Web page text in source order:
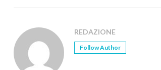
REDAZIONE
Follow Author